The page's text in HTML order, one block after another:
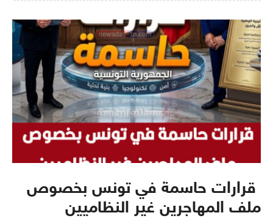
قرارات حاسمة في تونس بخصوص
ملف المهاجرين غير النظاميين